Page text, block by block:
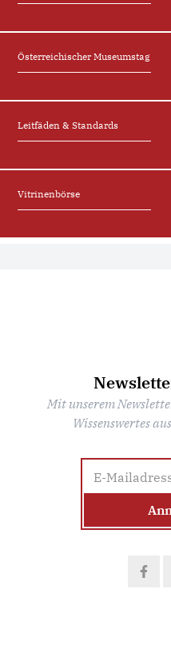
Österreichischer Museumstag
Leitfäden & Standards
Vitrinen­bör⁠s⁠e
Mit unserem
Wissenswertes